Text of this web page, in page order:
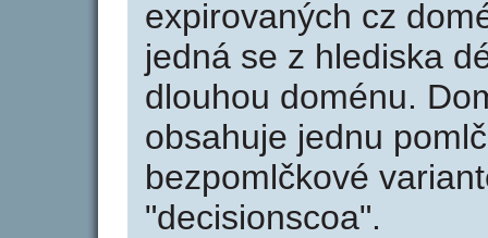
expirovaných cz
jedná se z hlediska
dlouhou doménu.
obsahuje jednu
bezpomlčkové
"decisionscoa".